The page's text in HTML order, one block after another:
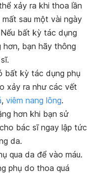
xảy ra khi thoa lần
sau một vài ngày
bất kỳ tác dụng
bạn hãy thông
bất kỳ tác dụng phụ
xảy ra như các vết
, viêm nang lông.
hơn khi bạn sử
bác sĩ ngay lập tức
da.
qua da để vào máu.
phụ do thoa quá